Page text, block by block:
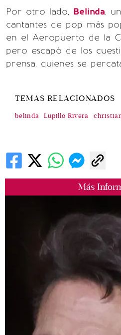
Más
Por otro lado, Belinda,
cantantes de pop más
en el Aeropuerto de la
pero escapó de los
prensa, quienes se
TEMAS RELACIONADOS
belinda Lupillo Rivera